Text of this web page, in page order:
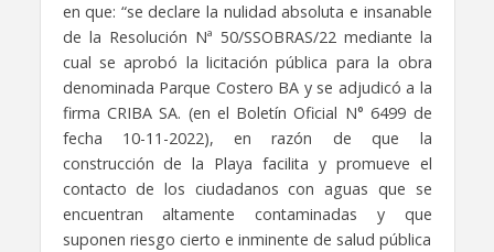
en que: “se declare la nulidad absoluta e insanable
de la Resolución Nª 50/SSOBRAS/22 mediante la
cual se aprobó la licitación pública para la obra
denominada Parque Costero BA y se adjudicó a la
firma CRIBA SA. (en el Boletín Oficial N° 6499 de
fecha 10-11-2022), en razón de que la
construcción de la Playa facilita y promueve el
contacto de los ciudadanos con aguas que se
encuentran altamente contaminadas y que
suponen riesgo cierto e inminente de salud pública